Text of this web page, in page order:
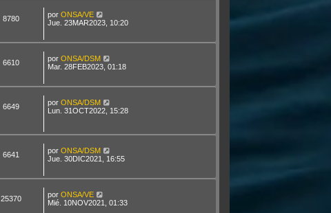
8780 por ONSA/VE
Jue. 23MAR2023, 10:20
6610 por ONSA/DSM
Mar. 28FEB2023, 01:18
6649 por ONSA/DSM
Lun. 31OCT2022, 15:28
6641 por ONSA/DSM
Jue. 30DIC2021, 16:55
25370 por ONSA/VE
Mié. 10NOV2021, 01:33